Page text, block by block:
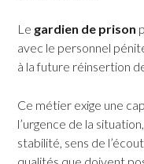
Le gardien de prison
avec le personnel
à la future réinsertion
Ce métier exige une
l’urgence de la
stabilité, sens de